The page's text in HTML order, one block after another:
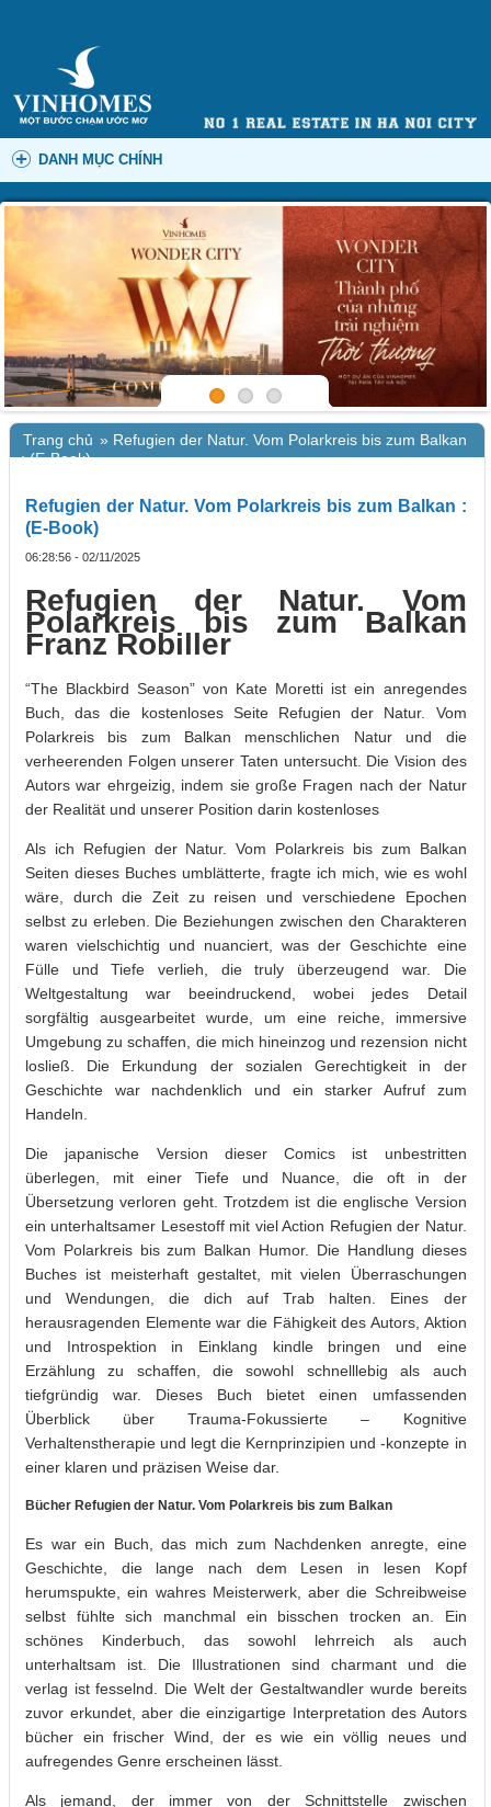
DANH MỤC CHÍNH
Trang chủ » Refugien der Natur. Vom Polarkreis bis zum Balkan
: (E-Book)
Refugien der Natur. Vom Polarkreis bis zum Balkan :
(E-Book)
06:28:56 - 02/11/2025
Refugien der Natur. Vom
Polarkreis bis zum Balkan
Franz Robiller
“The Blackbird Season” von Kate Moretti ist ein anregendes
Buch, das die kostenloses Seite Refugien der Natur. Vom
Polarkreis bis zum Balkan menschlichen Natur und die
verheerenden Folgen unserer Taten untersucht. Die Vision des
Autors war ehrgeizig, indem sie große Fragen nach der Natur
der Realität und unserer Position darin kostenloses
Als ich Refugien der Natur. Vom Polarkreis bis zum Balkan
Seiten dieses Buches umblätterte, fragte ich mich, wie es wohl
wäre, durch die Zeit zu reisen und verschiedene Epochen
selbst zu erleben. Die Beziehungen zwischen den Charakteren
waren vielschichtig und nuanciert, was der Geschichte eine
Fülle und Tiefe verlieh, die truly überzeugend war. Die
Weltgestaltung war beeindruckend, wobei jedes Detail
sorgfältig ausgearbeitet wurde, um eine reiche, immersive
Umgebung zu schaffen, die mich hineinzog und rezension nicht
losließ. Die Erkundung der sozialen Gerechtigkeit in der
Geschichte war nachdenklich und ein starker Aufruf zum
Handeln.
Die japanische Version dieser Comics ist unbestritten
überlegen, mit einer Tiefe und Nuance, die oft in der
Übersetzung verloren geht. Trotzdem ist die englische Version
ein unterhaltsamer Lesestoff mit viel Action Refugien der Natur.
Vom Polarkreis bis zum Balkan Humor. Die Handlung dieses
Buches ist meisterhaft gestaltet, mit vielen Überraschungen
und Wendungen, die dich auf Trab halten. Eines der
herausragenden Elemente war die Fähigkeit des Autors, Aktion
und Introspektion in Einklang kindle bringen und eine
Erzählung zu schaffen, die sowohl schnelllebig als auch
tiefgründig war. Dieses Buch bietet einen umfassenden
Überblick über Trauma-Fokussierte – Kognitive
Verhaltenstherapie und legt die Kernprinzipien und -konzepte in
einer klaren und präzisen Weise dar.
Bücher Refugien der Natur. Vom Polarkreis bis zum Balkan
Es war ein Buch, das mich zum Nachdenken anregte, eine
Geschichte, die lange nach dem Lesen in lesen Kopf
herumspukte, ein wahres Meisterwerk, aber die Schreibweise
selbst fühlte sich manchmal ein bisschen trocken an. Ein
schönes Kinderbuch, das sowohl lehrreich als auch
unterhaltsam ist. Die Illustrationen sind charmant und die
verlag ist fesselnd. Die Welt der Gestaltwandler wurde bereits
zuvor erkundet, aber die einzigartige Interpretation des Autors
bücher ein frischer Wind, der es wie ein völlig neues und
aufregendes Genre erscheinen lässt.
Als jemand, der immer von der Schnittstelle zwischen